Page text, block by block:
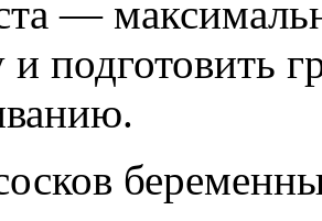
—
и подготовить